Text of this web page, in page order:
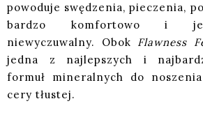
powoduje swędzenia, pieczenia,
bardzo komfortowo i
niewyczuwalny. Obok Flawness
jedna z najlepszych i
formuł mineralnych do
cery tłustej.